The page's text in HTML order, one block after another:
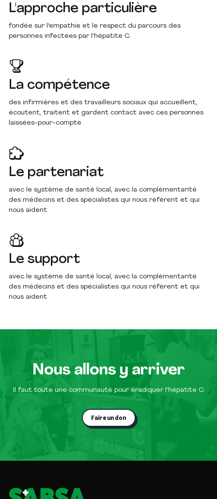
L'approche particulière
fondée sur l'empathie et le respect du parcours des
personnes infectées par l'hépatite C
La compétence
des infirmières et des travailleurs sociaux qui accueillent,
écoutent, traitent et gardent contact avec ces personnes
laissées-pour-compte
Le partenariat
avec le système de santé local, avec la complémentarité
des médecins et des spécialistes qui nous réfèrent et qui
nous aident
Le support
avec le système de santé local, avec la complémentarité
des médecins et des spécialistes qui nous réfèrent et qui
nous aident
Nous allons y arriver
Il faut toute une communauté pour éradiquer l'hépatite C
Faire un don